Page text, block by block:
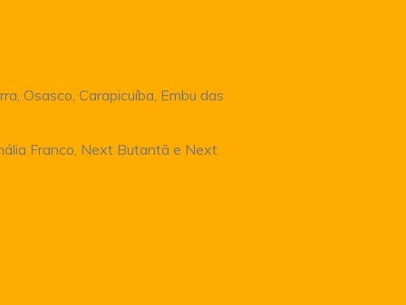
Osasco, Carapicuíba, Embu das
Franco, Next Butantã e Next